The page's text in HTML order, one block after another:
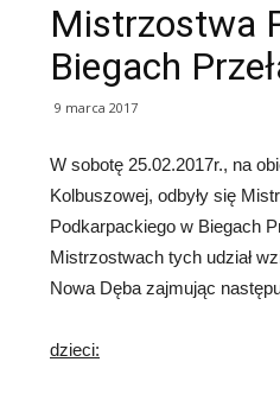
Mistrzostwa
Biegach
9 marca 2017
W sobotę 25.02.2017r., na
Kolbuszowej, odbyły się
Podkarpackiego w Biegach
Mistrzostwach tych udział
Nowa Dęba zajmując
dzieci: